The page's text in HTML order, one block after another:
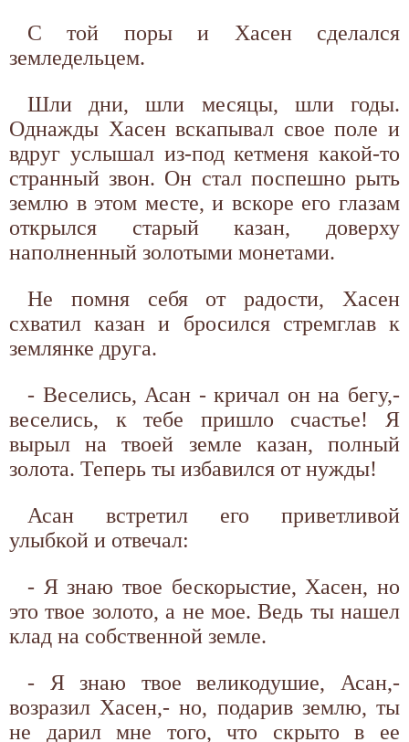
С той поры и Хасен сделался
земледельцем.
Шли дни, шли месяцы, шли годы.
Однажды Хасен вскапывал свое поле и
вдруг услышал из-под кетменя какой-то
странный звон. Он стал поспешно рыть
землю в этом месте, и вскоре его глазам
открылся старый казан, доверху
наполненный золотыми монетами.
Не помня себя от радости, Хасен
схватил казан и бросился стремглав к
землянке друга.
- Веселись, Асан - кричал он на бегу,-
веселись, к тебе пришло счастье! Я
вырыл на твоей земле казан, полный
золота. Теперь ты избавился от нужды!
Асан встретил его приветливой
улыбкой и отвечал:
- Я знаю твое бескорыстие, Хасен, но
это твое золото, а не мое. Ведь ты нашел
клад на собственной земле.
- Я знаю твое великодушие, Асан,-
возразил Хасен,- но, подарив землю, ты
не дарил мне того, что скрыто в ее